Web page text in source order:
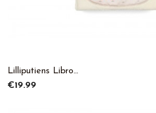
Lilliputiens Libro...
Price
€19.99